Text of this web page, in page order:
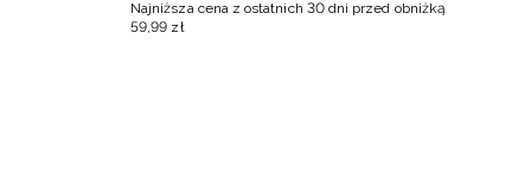
Najniższa cena z ostatnich 30 dni przed obniżką
59,99 zł